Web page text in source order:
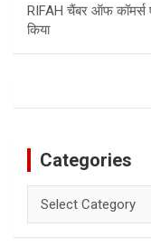
RIFAH चैंबर ऑफ कॉमर्स
किया
Categories